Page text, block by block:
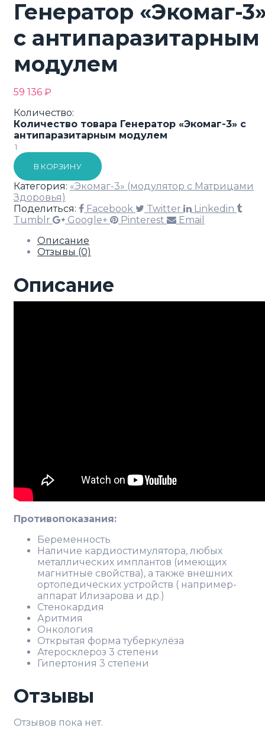
Генератор «Экомаг-
с антипаразитарным
модулем
59 136 ₽
Количество:
Количество товара Генератор «Экомаг-3» с
антипаразитарным модулем
В КОРЗИНУ
Категория: «Экомаг-3» (модулятор с Матрицами
Здоровья)
Поделиться:
Facebook Twitter
Linkedin
Tumblr
Google+ Pinterest
Email
Описание
Отзывы (0)
Описание
Противопоказания:
Беременность
Наличие кардиостимулятора, любых
металлических имплантов (имеющих
магнитные свойства), а также внешних
ортопедических устройств ( например-
аппарат Илизарова и др.)
Стенокардия
Аритмия
Онкология
Открытая форма туберкулёза
Атеросклероз 3 степени
Гипертония 3 степени
Отзывы
Отзывов пока нет.